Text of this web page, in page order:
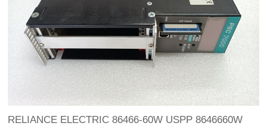
RELIANCE ELECTRIC 86466-60W USPP 8646660W